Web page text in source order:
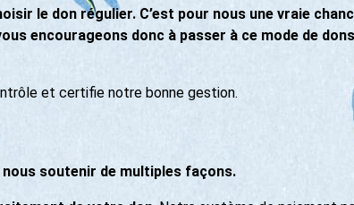
le don régulier. C’est pour nous une vraie
encourageons donc à passer à ce mode de
et certifie notre bonne gestion.
soutenir de multiples façons.